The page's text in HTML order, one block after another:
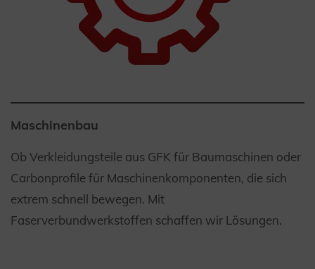
Maschinenbau
Ob Verkleidungsteile aus GFK für Baumaschinen oder
Carbonprofile für Maschinenkomponenten, die sich
extrem schnell bewegen. Mit
Faserverbundwerkstoffen schaffen wir Lösungen.